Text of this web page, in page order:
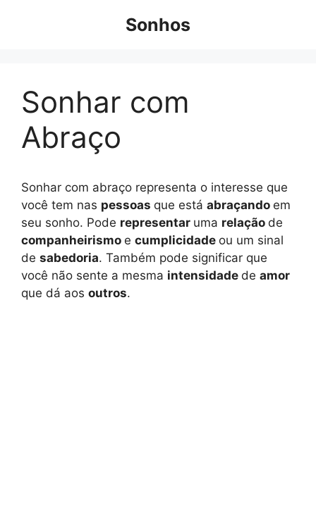
Sonhos
Sonhar com
Abraço
Sonhar com abraço representa o interesse que
você tem nas pessoas que está abraçando em
seu sonho. Pode representar uma relação de
companheirismo e cumplicidade ou um sinal
de sabedoria. Também pode significar que
você não sente a mesma intensidade de amor
que dá aos outros.